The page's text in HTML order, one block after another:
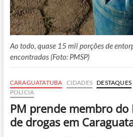
Ao todo, quase 15 mil porções de
encontradas (Foto: PMSP)
CARAGUATATUBA CIDADES DESTAQUES
POLÍCIA
PM prende membro do
de drogas em